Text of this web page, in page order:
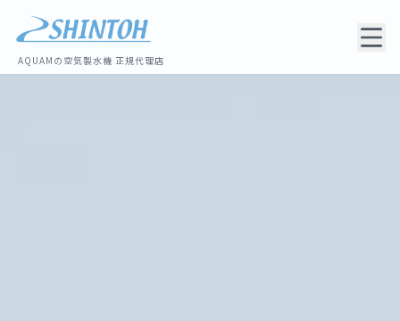
AQUAMの空気製水機 正規代理店